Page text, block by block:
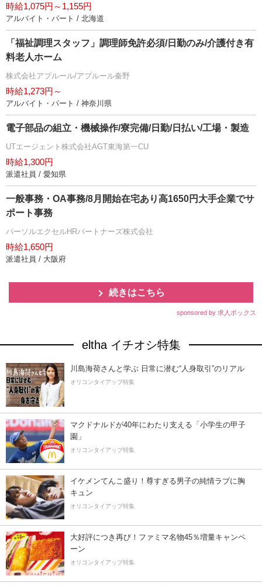
時給1,075円～1,155円
アルバイト・パート / 北海道
「福祉調理スタッフ」調理師免許必須/日勤のみ/介護付き有
料老人ホーム
株式会社アプルール/アプルール秦野
時給1,273円～
アルバイト・パート / 神奈川県
電子部品の組立・機械操作/寮完備/日勤/日払い/工場・製造
UTエージェント株式会社AGT東海第一CU
時給1,300円
派遣社員 / 愛知県
一般事務・OA事務/8月開始在宅あり高1650円大手企業でサ
ポート事務
パーソルエクセルHRパートナーズ株式会社
時給1,650円
派遣社員 / 大阪府
続きはこちら
sponsored by 求人ボックス
eltha イチオシ特集
川島海荷さんと学ぶ 日常に潜む“人身取引”のリアル
オリコンタイアップ特集
マクドナルドが40年にわたり支える「小学生の甲子
園」
オリコンタイアップ特集
イケメンてんこ盛り！尊すぎる男子の純情ラブに胸
キュン
オリコンタイアップ特集
大好評につき再び！ファミマ名物45％増量キャンペ
ーン
オリコンタイアップ特集